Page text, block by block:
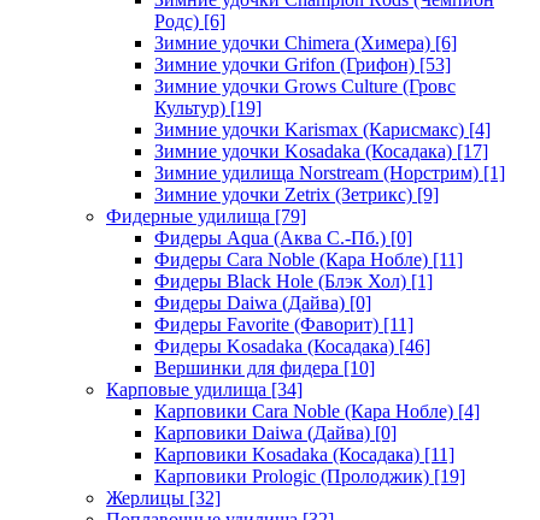
Родс) [6]
Зимние удочки Chimera (Химера) [6]
Зимние удочки Grifon (Грифон) [53]
Зимние удочки Grows Culture (Гровс
Культур) [19]
Зимние удочки Karismax (Карисмакс) [4]
Зимние удочки Kosadaka (Косадака) [17]
Зимние удилища Norstream (Норстрим) [1]
Зимние удочки Zetrix (Зетрикс) [9]
Фидерные удилища [79]
Фидеры Aqua (Аква С.-Пб.) [0]
Фидеры Cara Noble (Кара Нобле) [11]
Фидеры Black Hole (Блэк Хол) [1]
Фидеры Daiwa (Дайва) [0]
Фидеры Favorite (Фаворит) [11]
Фидеры Kosadaka (Косадака) [46]
Вершинки для фидера [10]
Карповые удилища [34]
Карповики Cara Noble (Кара Нобле) [4]
Карповики Daiwa (Дайва) [0]
Карповики Kosadaka (Косадака) [11]
Карповики Prologic (Пролоджик) [19]
Жерлицы [32]